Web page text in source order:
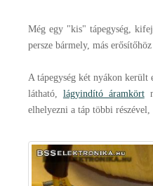
Még egy "kis" tápegység,
persze bármely, más
A tápegység két nyákon került
látható, lágyindító áramkört
elhelyezni a táp többi